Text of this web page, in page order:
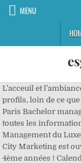
MENU
L’acceuil et
profils, loin de ce que
Paris Bachelor
toutes les
Management du
City Marketing est
4ème années !